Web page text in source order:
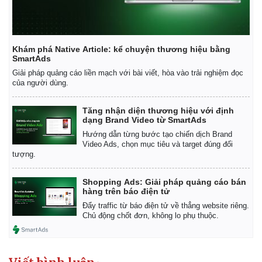
Vụ án
Khám phá Native Article: kể chuyện thương hiệu bằng
SmartAds
Giải pháp quảng cáo liền mạch với bài viết, hòa vào trải nghiệm đọc
của người dùng.
Tăng nhận diện thương hiệu với định
dạng Brand Video từ SmartAds
Hướng dẫn từng bước tạo chiến dịch Brand
Video Ads, chọn mục tiêu và target đúng đối
tượng.
Shopping Ads: Giải pháp quảng cáo bán
hàng trên báo điện tử
Đẩy traffic từ báo điện tử về thẳng website riêng.
Chủ động chốt đơn, không lo phụ thuộc.